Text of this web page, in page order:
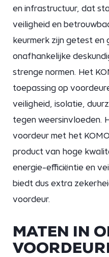
en infrastructuur, dat
veiligheid en
keurmerk zijn getest en
onafhankelijke
strenge normen. Het
toepassing op
veiligheid, isolatie,
tegen weersinvloeden.
voordeur met het
product van hoge
energie-efficiëntie en
biedt dus extra
voordeur.
MATEN IN